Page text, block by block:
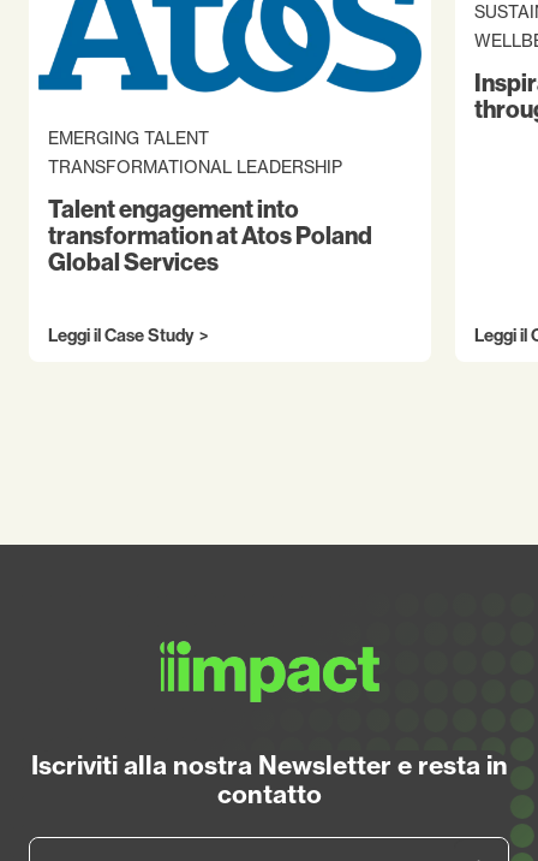
EMERGING TALENT
TRANSFORMATIONAL LEADERSHIP
Talent engagement into
transformation at Atos Poland
Global Services​
Leggi il Case Study Leggi il
Iscriviti alla nostra Newsletter e resta in
contatto